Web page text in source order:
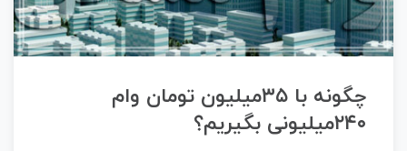
چگونه با ۳۵میلیون تومان وام
۲۴۰میلیونی بگیریم؟